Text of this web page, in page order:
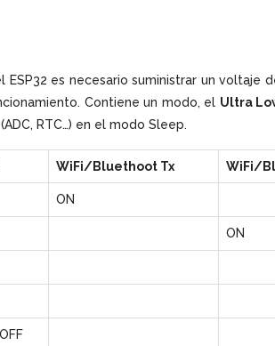
es necesario suministrar un voltaje
Contiene un modo, el Ultra
RTC…) en el modo Sleep.
WiFi/Bluethoot Tx WiFi/
ON
ON